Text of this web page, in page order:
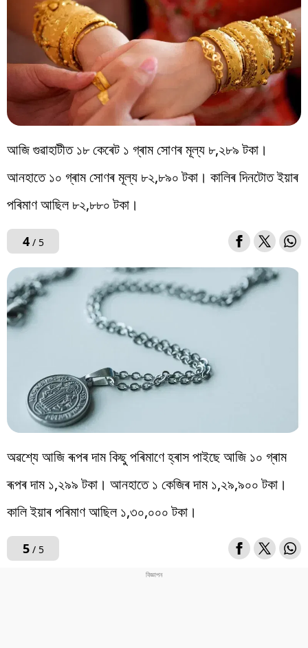
আজি গুৱাহাটীত ১৮ কেৰেট ১ গ্ৰাম সোণৰ মূল্য ৮,২৮৯ টকা।
আনহাতে ১০ গ্ৰাম সোণৰ মূল্য ৮২,৮৯০ টকা। কালিৰ দিনটোত ইয়াৰ
পৰিমাণ আছিল ৮২,৮৮০ টকা।
4/ 5
অৱশ্যে আজি ৰূপৰ দাম কিছু পৰিমাণে হ্ৰাস পাইছে আজি ১০ গ্ৰাম
ৰূপৰ দাম ১,২৯৯ টকা। আনহাতে ১ কেজিৰ দাম ১,২৯,৯০০ টকা।
কালি ইয়াৰ পৰিমাণ আছিল ১,৩০,০০০ টকা।
5/ 5